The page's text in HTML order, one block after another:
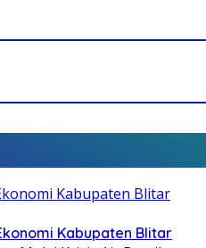
Kabupaten Blitar